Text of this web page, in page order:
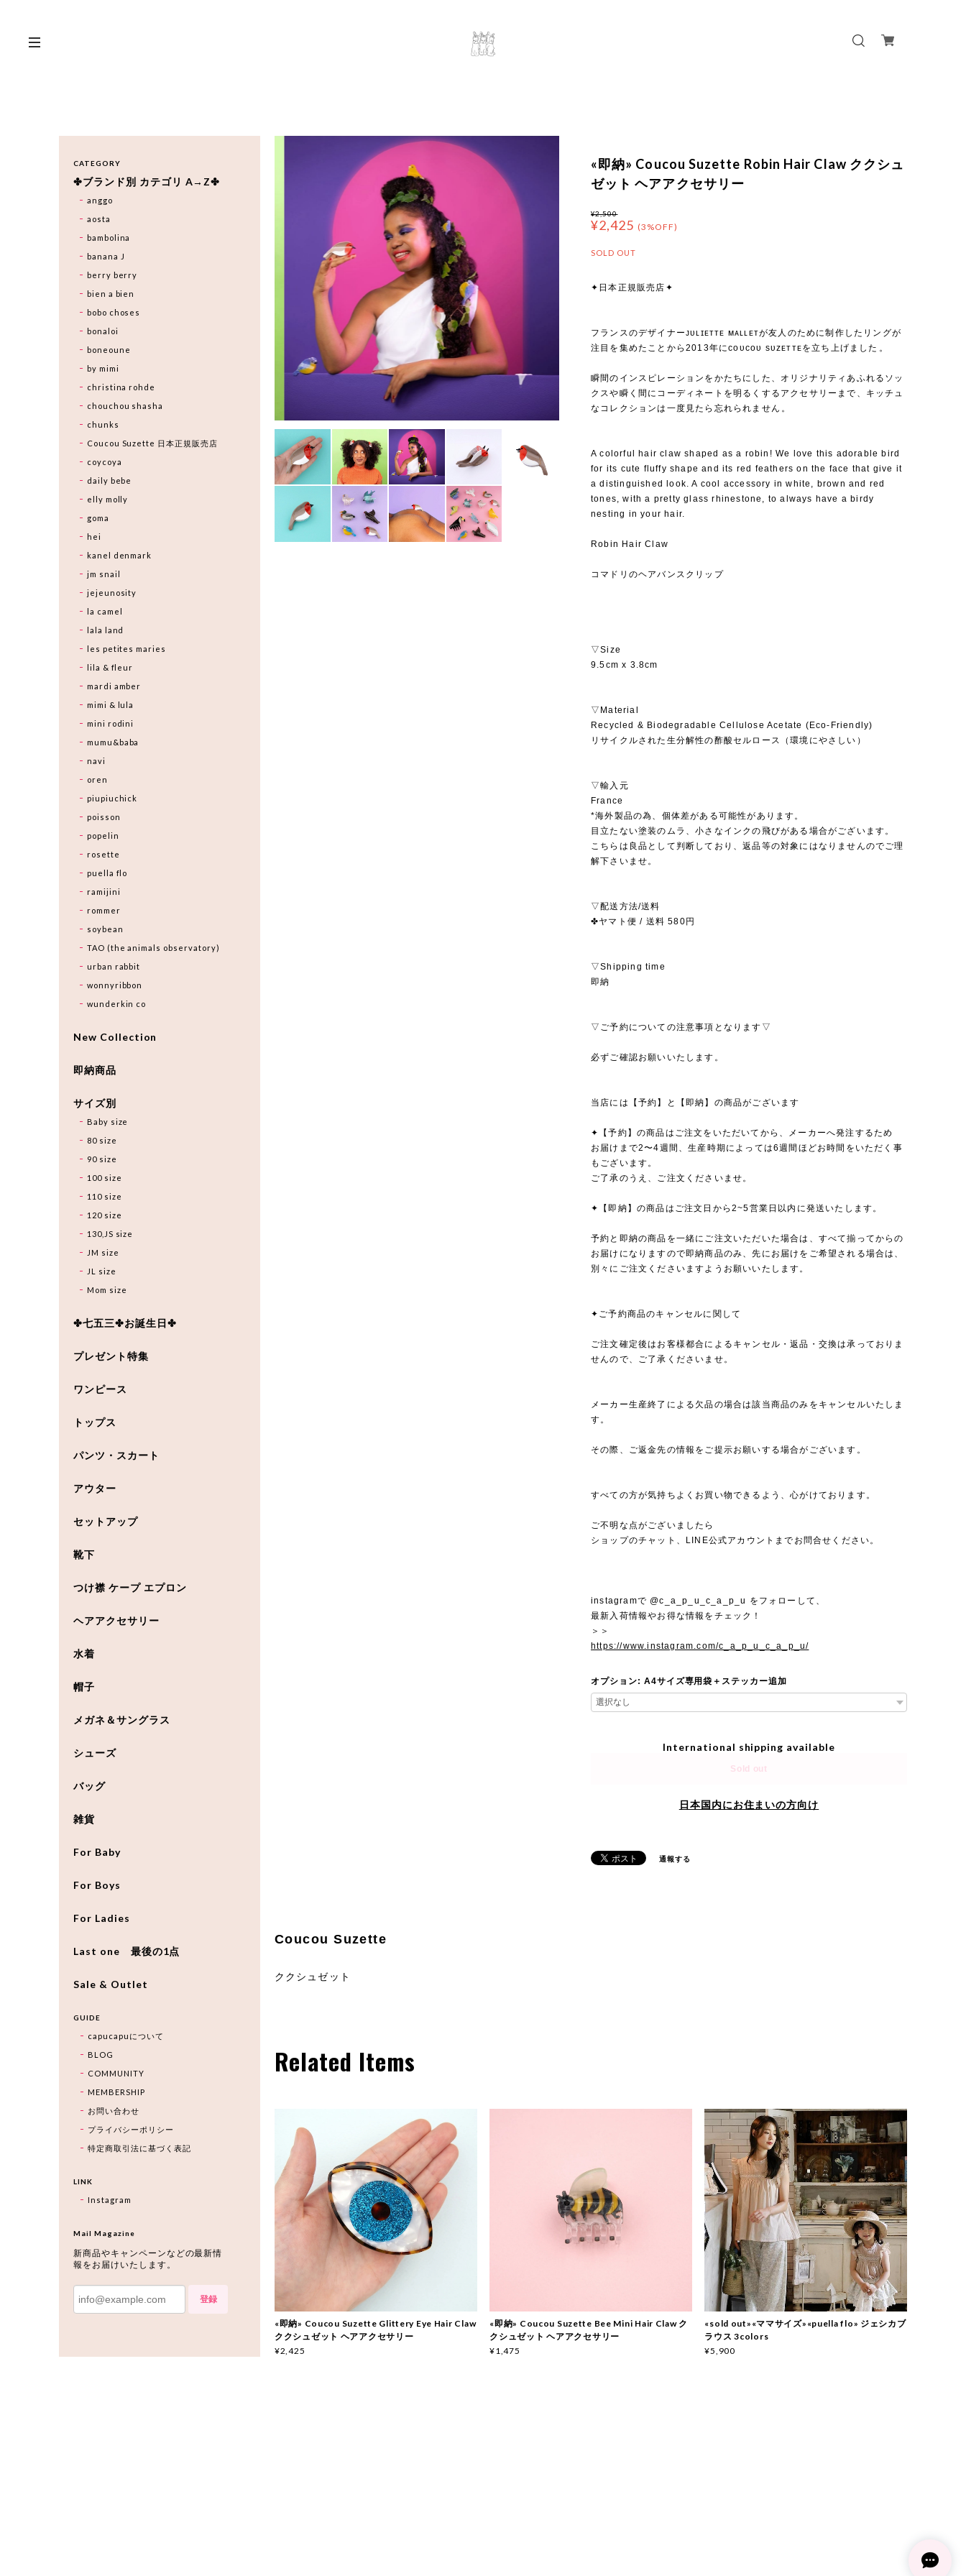
«即納» Coucou Suzette Robin Hair Claw ククシュ
ゼット ヘアアクセサリー
¥2,500
¥2,425 (3%OFF)
SOLD OUT
✦日本正規販売店✦
フランスのデザイナーᴊᴜʟɪᴇᴛᴛᴇ ᴍᴀʟʟᴇᴛが友人のために制作したリングが
注目を集めたことから2013年にᴄᴏᴜᴄᴏᴜ sᴜᴢᴇᴛᴛᴇを立ち上げました⁡。
瞬間のインスピレーションをかたちにした、オリジナリティあふれるソッ
クスや瞬く間にコーディネートを明るくするアクセサリーまで、キッチュ
なコレクションは一度見たら忘れられません⁡。
A colorful hair claw shaped as a robin! We love this adorable bird
for its cute fluffy shape and its red feathers on the face that give it
a distinguished look. A cool accessory in white, brown and red
tones, with a pretty glass rhinestone, to always have a birdy
nesting in your hair.
Robin Hair Claw
コマドリのヘアバンスクリップ
▽Size
9.5cm x 3.8cm
▽Material
Recycled & Biodegradable Cellulose Acetate (Eco-Friendly)
リサイクルされた生分解性の酢酸セルロース（環境にやさしい）
▽輸入元
France
*海外製品の為、個体差がある可能性があります。
目立たない塗装のムラ、小さなインクの飛びがある場合がございます。
こちらは良品として判断しており、返品等の対象にはなりませんのでご理
解下さいませ。
▽配送方法/送料
✤ヤマト便 / 送料 580円
▽Shipping time
即納
▽ご予約についての注意事項となります▽
必ずご確認お願いいたします。
当店には【予約】と【即納】の商品がございます
✦【予約】の商品はご注文をいただいてから、メーカーへ発注するため
お届けまで2〜4週間、生産時期によっては6週間ほどお時間をいただく事
もございます。
ご了承のうえ、ご注文くださいませ。
✦【即納】の商品はご注文日から2~5営業日以内に発送いたします。
予約と即納の商品を一緒にご注文いただいた場合は、すべて揃ってからの
お届けになりますので即納商品のみ、先にお届けをご希望される場合は、
別々にご注文くださいますようお願いいたします。
✦ご予約商品のキャンセルに関して
ご注文確定後はお客様都合によるキャンセル・返品・交換は承っておりま
せんので、ご了承くださいませ。
メーカー生産終了による欠品の場合は該当商品のみをキャンセルいたしま
す。
その際、ご返金先の情報をご提示お願いする場合がございます。
すべての方が気持ちよくお買い物できるよう、心がけております。
ご不明な点がございましたら
ショップのチャット、LINE公式アカウントまでお問合せください。
instagramで @c_a_p_u_c_a_p_u をフォローして、
最新入荷情報やお得な情報をチェック！
＞＞
https://www.instagram.com/c_a_p_u_c_a_p_u/
オプション: A4サイズ専用袋＋ステッカー追加
International shipping available
Sold out
日本国内にお住まいの方向け
通報する
Coucou Suzette
ククシュゼット
Related Items
«即納» Coucou Suzette Glittery Eye Hair Claw
ククシュゼット ヘアアクセサリー
¥2,425
«即納» Coucou Suzette Bee Mini Hair Claw ク
クシュゼット ヘアアクセサリー
¥1,475
«sold out»«ママサイズ»«puella flo» ジェシカブ
ラウス 3colors
¥5,900
CATEGORY
✤ブランド別 カテゴリ A→Z✤
anggo
aosta
bambolina
banana J
berry berry
bien a bien
bobo choses
bonaloi
boneoune
by mimi
christina rohde
chouchou shasha
chunks
Coucou Suzette 日本正規販売店
coycoya
daily bebe
elly molly
goma
hei
kanel denmark
jm snail
jejeunosity
la camel
lala land
les petites maries
lila & fleur
mardi amber
mimi & lula
mini rodini
mumu&baba
navi
oren
piupiuchick
poisson
popelin
rosette
puella flo
ramijini
rommer
soybean
TAO (the animals observatory)
urban rabbit
wonnyribbon
wunderkin co
New Collection
即納商品
サイズ別
Baby size
80 size
90 size
100 size
110 size
120 size
130,JS size
JM size
JL size
Mom size
✤七五三✤お誕生日✤
プレゼント特集
ワンピース
トップス
パンツ・スカート
アウター
セットアップ
靴下
つけ襟 ケープ エプロン
ヘアアクセサリー
水着
帽子
メガネ＆サングラス
シューズ
バッグ
雑貨
For Baby
For Boys
For Ladies
Last one 最後の1点
Sale & Outlet
GUIDE
capucapuについて
BLOG
COMMUNITY
MEMBERSHIP
お問い合わせ
プライバシーポリシー
特定商取引法に基づく表記
LINK
Instagram
Mail Magazine
新商品やキャンペーンなどの最新情
報をお届けいたします。
登録